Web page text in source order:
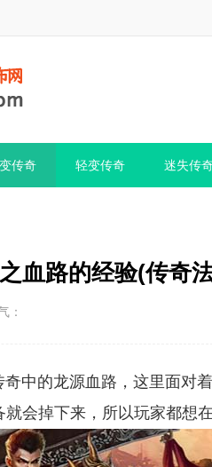
传奇 轻变传奇 迷失传
血路的经验(传奇
：
的龙源血路，这里面对
会掉下来，所以玩家都想